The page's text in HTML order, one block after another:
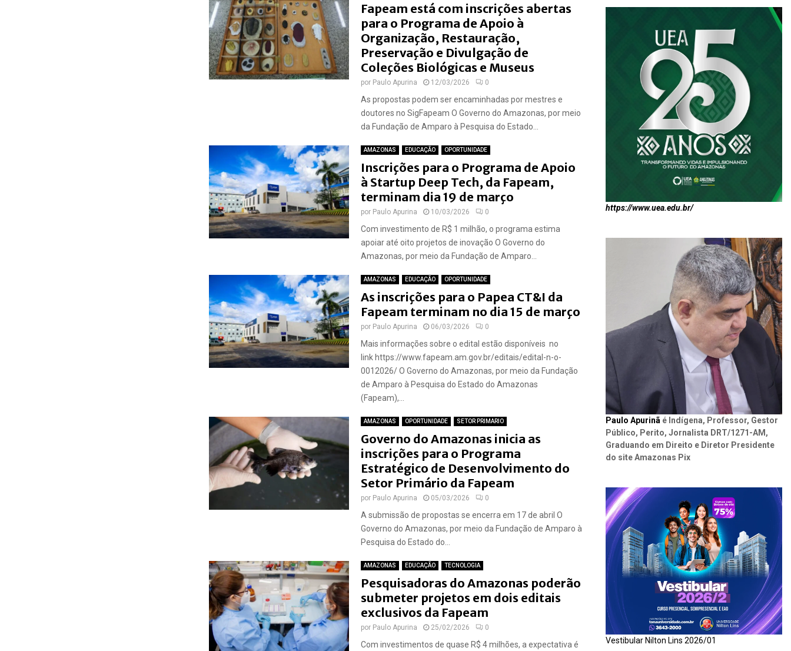
Fapeam está com inscrições abertas
para o Programa de Apoio à
Organização, Restauração,
Preservação e Divulgação de
Coleções Biológicas e Museus
por Paulo Apurina 12/03/2026 0
As propostas podem ser encaminhadas por mestres e
doutores no SigFapeam O Governo do Amazonas, por meio
da Fundação de Amparo à Pesquisa do Estado...
AMAZONAS EDUCAÇÃO OPORTUNIDADE
Inscrições para o Programa de Apoio
à Startup Deep Tech, da Fapeam,
terminam dia 19 de março
por Paulo Apurina 10/03/2026 0
Com investimento de R$ 1 milhão, o programa estima
apoiar até oito projetos de inovação O Governo do
Amazonas, por meio da Fundação de Amparo...
AMAZONAS EDUCAÇÃO OPORTUNIDADE
As inscrições para o Papea CT&I da
Fapeam terminam no dia 15 de março
por Paulo Apurina 06/03/2026 0
Mais informações sobre o edital estão disponíveis no
link https://www.fapeam.am.gov.br/editais/edital-n-o-
0012026/ O Governo do Amazonas, por meio da Fundação
de Amparo à Pesquisa do Estado do Amazonas
(Fapeam),...
AMAZONAS OPORTUNIDADE SETOR PRIMARIO
Governo do Amazonas inicia as
inscrições para o Programa
Estratégico de Desenvolvimento do
Setor Primário da Fapeam
por Paulo Apurina 05/03/2026 0
A submissão de propostas se encerra em 17 de abril O
Governo do Amazonas, por meio da Fundação de Amparo à
Pesquisa do Estado do...
AMAZONAS EDUCAÇÃO TECNOLOGIA
Pesquisadoras do Amazonas poderão
submeter projetos em dois editais
exclusivos da Fapeam
por Paulo Apurina 25/02/2026 0
Com investimentos de quase R$ 4 milhões, a expectativa é
https://www.uea.edu.br/
Paulo Apurinã é Indígena, Professor, Gestor
Público, Perito, Jornalista DRT/1271-AM,
Graduando em Direito e Diretor Presidente
do site Amazonas Pix
Vestibular Nilton Lins 2026/01